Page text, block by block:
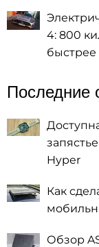
4: 800
быстрее
Последние
Hyper
Как
Обзор